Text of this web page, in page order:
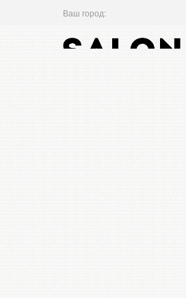
Ваш город: